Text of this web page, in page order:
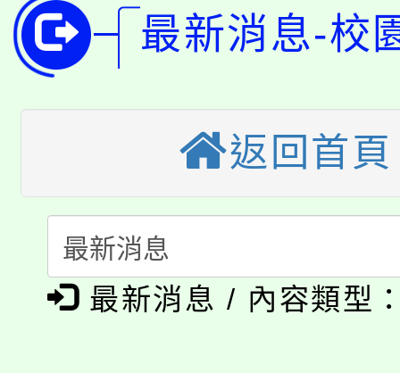
開!
115年桃園市運動會8/
田徑場及游泳池舉行。
桃園市低收入戶享有免
視費優惠，中低收入戶
半價優惠，詳情可洽有
者。
大園自造教育及科技中
份教師增能研習
大溪自造教育及科技
份教師研習
淨零綠生活教案入校路
會
115年食農教育專業人
程
「本色祭」8/29、30在
最新消息-校
返回首頁
最新消息 / 內容類型